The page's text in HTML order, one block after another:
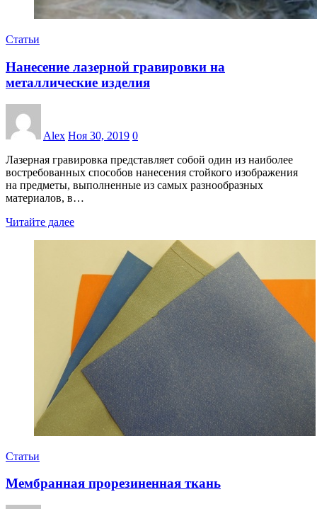
Статьи
Нанесение лазерной гравировки на
металлические изделия
Alex Ноя 30, 2019 0
Лазерная гравировка представляет собой один из наиболее
востребованных способов нанесения стойкого изображения
на предметы, выполненные из самых разнообразных
материалов, в…
Читайте далее
Статьи
Мембранная прорезиненная ткань